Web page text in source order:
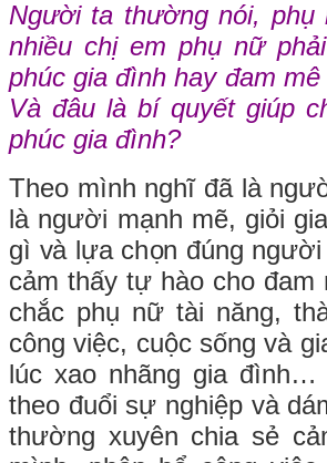
Người ta thường nói,
nhiều chị em phụ nữ
phúc gia đình hay đam
Và đâu là bí quyết giúp
phúc gia đình?
Theo mình nghĩ đã là
là người mạnh mẽ, giỏi
gì và lựa chọn đúng
cảm thấy tự hào cho
chắc phụ nữ tài năng,
công việc, cuộc sống và
lúc xao nhãng gia
theo đuổi sự nghiệp và
thường xuyên chia sẻ